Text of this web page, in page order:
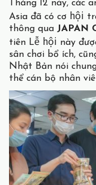
Tháng 12 này, các
Asia đã có cơ hội
thông qua JAPAN
tiên Lễ hội này
sân chơi bổ ích,
Nhật Bản nói
thể cán bộ nhân